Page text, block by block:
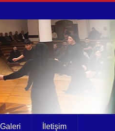
Galeri İletişim